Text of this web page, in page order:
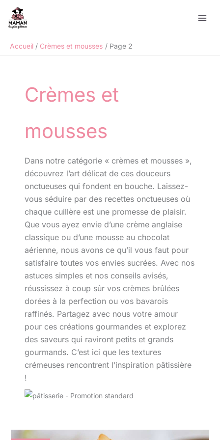
contenu
Accueil
Crèmes et mousses Page 2
Crèmes et
mousses
Dans notre catégorie « crèmes et mousses »,
découvrez l’art délicat de ces douceurs
onctueuses qui fondent en bouche. Laissez-
vous séduire par des recettes onctueuses où
chaque cuillère est une promesse de plaisir.
Que vous ayez envie d’une crème anglaise
classique ou d’une mousse au chocolat
aérienne, nous avons ce qu’il vous faut pour
satisfaire toutes vos envies sucrées. Avec nos
astuces simples et nos conseils avisés,
réussissez à coup sûr vos crèmes brûlées
dorées à la perfection ou vos bavarois
raffinés. Partagez avec nous votre amour
pour ces créations gourmandes et explorez
des saveurs qui raviront petits et grands
gourmands. C’est ici que les textures
crémeuses rencontrent l’inspiration pâtissière
!
Rechercher